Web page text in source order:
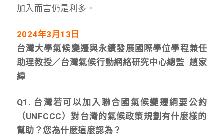
加入而言仍是利多。
2024年3月13日
台灣大學氣候變遷與永續發展國際學位學程兼任
助理教授／台灣氣候行動網絡研究中心總監 趙家
緯
Q1. 台灣若可以加入聯合國氣候變遷綱要公約
（UNFCCC）對台灣的氣候政策規劃有什麼樣的
幫助？您為什麽這麼認為？